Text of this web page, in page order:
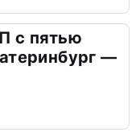
с пятью
—